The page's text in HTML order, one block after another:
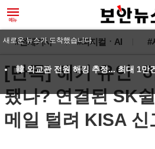
#전체기사 #피지컬ㆍAI #
[단독] 해커 유인 ‘
됐나? 연결된 SK
메일 털려 KISA 신
새로운 뉴스가 도착했습니다.
韓 외교관 전원 해킹 추정... 최대 1만